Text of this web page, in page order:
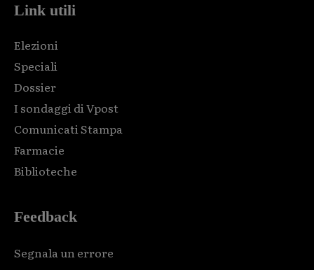
Link utili
Elezioni
Speciali
Dossier
I sondaggi di Vpost
Comunicati Stampa
Farmacie
Biblioteche
Feedback
Segnala un errore